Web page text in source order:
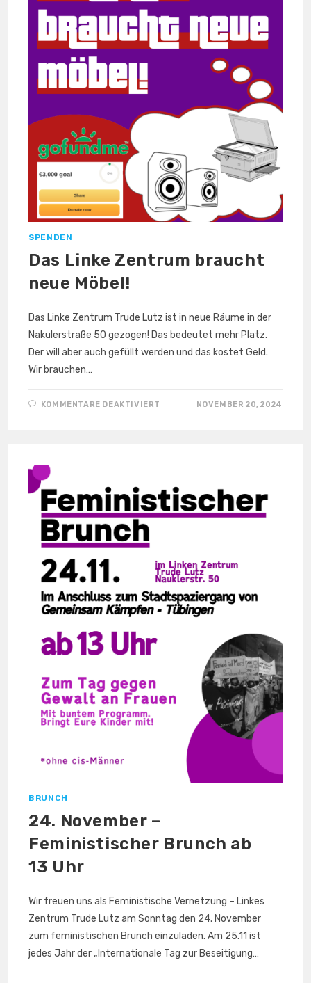
SPENDEN
Das Linke Zentrum braucht
neue Möbel!
Das Linke Zentrum Trude Lutz ist in neue Räume in der
Nakulerstraße 50 gezogen! Das bedeutet mehr Platz.
Der will aber auch gefüllt werden und das kostet Geld.
Wir brauchen…
KOMMENTARE DEAKTIVIERT NOVEMBER 20, 2024
BRUNCH
24. November –
Feministischer Brunch ab
13 Uhr
Wir freuen uns als Feministische Vernetzung – Linkes
Zentrum Trude Lutz am Sonntag den 24. November
zum feministischen Brunch einzuladen. Am 25.11 ist
jedes Jahr der „Internationale Tag zur Beseitigung…